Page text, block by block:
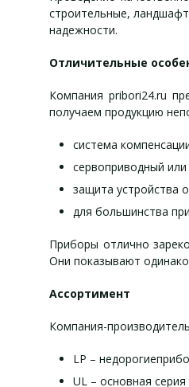
строительные,
надежности.
Отличительные
Компания pribori24.ru
получаем продукцию
система
сервоприводный
защита устройства
для большинства
Приборы отлично
Они показывают
Ассортимент
Компания-
LP –
UL – основная серия